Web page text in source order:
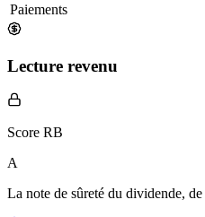
Paiements
Lecture revenu
Score RB
A
La note de sûreté du dividende, de